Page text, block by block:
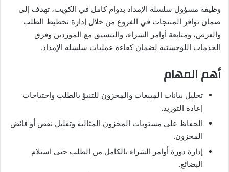
وظيفة مسؤول سلسلة الإمداد بدوام كامل في الكويت، تهدف إلى
ضمان توافر المنتجات في الفروع من خلال إدارة تخطيط الطلب
والعرض، ومتابعة أوامر الشراء، والتنسيق مع الموردين وفرق
الخدمات اللوجستية لضمان كفاءة عمليات سلسلة الإمداد.
أهم المهام
تحليل بيانات المبيعات والمخزون للتنبؤ بالطلب واحتياجات
إعادة التوريد.
الحفاظ على مستويات المخزون المثالية وتقليل نقص أو فائض
المخزون.
إدارة دورة أوامر الشراء بالكامل من الطلب حتى استلام
البضائع.